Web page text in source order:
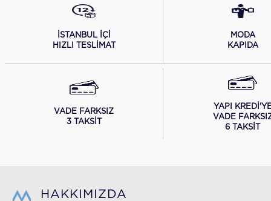
İSTANBUL İÇİ
HIZLI TESLİMAT
MODA
KAPIDA
VADE FARKSIZ
3 TAKSİT
YAPI
VADE
6 TAKSİT
HAKKIMIZDA